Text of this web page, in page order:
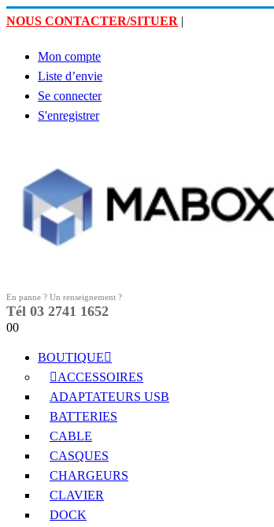
NOUS CONTACTER/SITUER |
Mon compte
Liste d’envie
Se connecter
S'enregistrer
En panne ? Un renseignement ?
Tél 03 2741 1652
00
BOUTIQUE
ACCESSOIRES
ADAPTATEURS USB
BATTERIES
CABLE
CASQUES
CHARGEURS
CLAVIER
DOCK